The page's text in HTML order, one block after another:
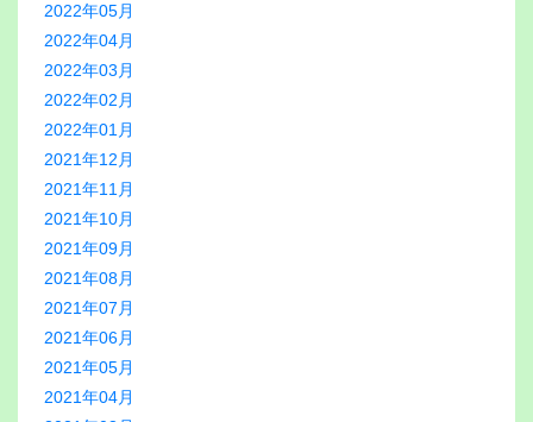
2022年05月
2022年04月
2022年03月
2022年02月
2022年01月
2021年12月
2021年11月
2021年10月
2021年09月
2021年08月
2021年07月
2021年06月
2021年05月
2021年04月